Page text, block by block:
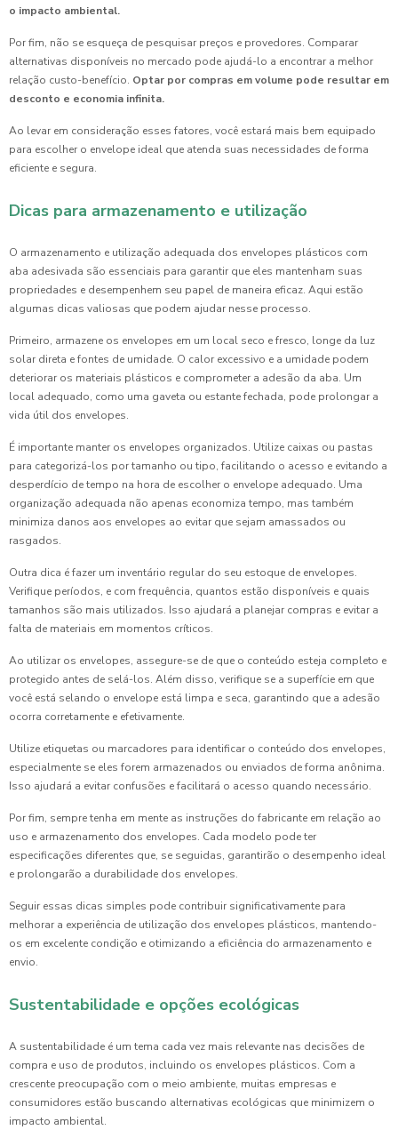
o impacto ambiental.
Por fim, não se esqueça de pesquisar preços e provedores. Comparar
alternativas disponíveis no mercado pode ajudá-lo a encontrar a melhor
relação custo-benefício. Optar por compras em volume pode resultar em
desconto e economia infinita.
Ao levar em consideração esses fatores, você estará mais bem equipado
para escolher o envelope ideal que atenda suas necessidades de forma
eficiente e segura.
Dicas para armazenamento e utilização
O armazenamento e utilização adequada dos envelopes plásticos com
aba adesivada são essenciais para garantir que eles mantenham suas
propriedades e desempenhem seu papel de maneira eficaz. Aqui estão
algumas dicas valiosas que podem ajudar nesse processo.
Primeiro, armazene os envelopes em um local seco e fresco, longe da luz
solar direta e fontes de umidade. O calor excessivo e a umidade podem
deteriorar os materiais plásticos e comprometer a adesão da aba. Um
local adequado, como uma gaveta ou estante fechada, pode prolongar a
vida útil dos envelopes.
É importante manter os envelopes organizados. Utilize caixas ou pastas
para categorizá-los por tamanho ou tipo, facilitando o acesso e evitando a
desperdício de tempo na hora de escolher o envelope adequado. Uma
organização adequada não apenas economiza tempo, mas também
minimiza danos aos envelopes ao evitar que sejam amassados ou
rasgados.
Outra dica é fazer um inventário regular do seu estoque de envelopes.
Verifique períodos, e com frequência, quantos estão disponíveis e quais
tamanhos são mais utilizados. Isso ajudará a planejar compras e evitar a
falta de materiais em momentos críticos.
Ao utilizar os envelopes, assegure-se de que o conteúdo esteja completo e
protegido antes de selá-los. Além disso, verifique se a superfície em que
você está selando o envelope está limpa e seca, garantindo que a adesão
ocorra corretamente e efetivamente.
Utilize etiquetas ou marcadores para identificar o conteúdo dos envelopes,
especialmente se eles forem armazenados ou enviados de forma anônima.
Isso ajudará a evitar confusões e facilitará o acesso quando necessário.
Por fim, sempre tenha em mente as instruções do fabricante em relação ao
uso e armazenamento dos envelopes. Cada modelo pode ter
especificações diferentes que, se seguidas, garantirão o desempenho ideal
e prolongarão a durabilidade dos envelopes.
Seguir essas dicas simples pode contribuir significativamente para
melhorar a experiência de utilização dos envelopes plásticos, mantendo-
os em excelente condição e otimizando a eficiência do armazenamento e
envio.
Sustentabilidade e opções ecológicas
A sustentabilidade é um tema cada vez mais relevante nas decisões de
compra e uso de produtos, incluindo os envelopes plásticos. Com a
crescente preocupação com o meio ambiente, muitas empresas e
consumidores estão buscando alternativas ecológicas que minimizem o
impacto ambiental.